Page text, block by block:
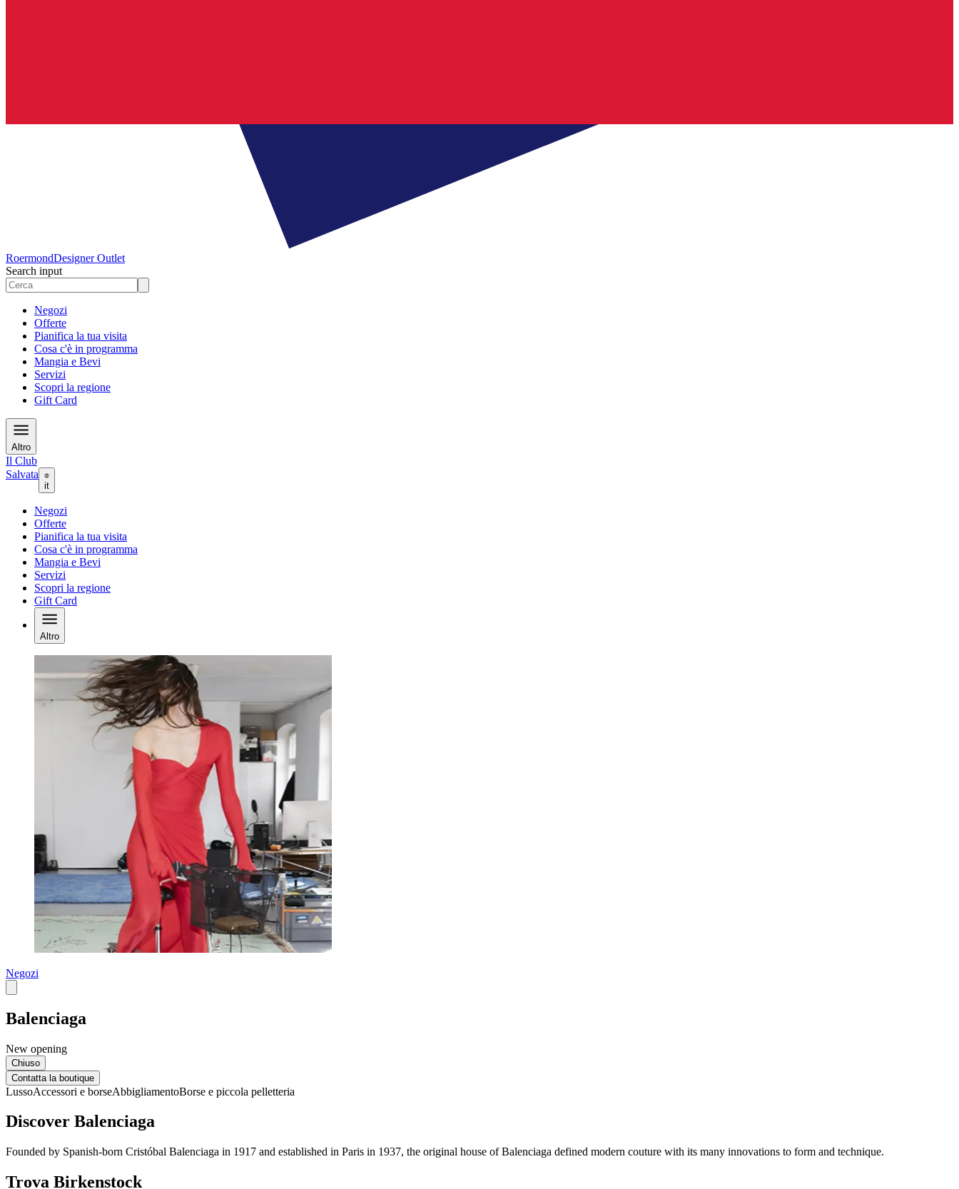
RoermondDesigner Outlet
Search input
Negozi
Offerte
Pianifica la tua visita
Cosa c'è in programma
Mangia e Bevi
Servizi
Scopri la regione
Gift Card
Altro
Il Club
Salvata
it
Negozi
Offerte
Pianifica la tua visita
Cosa c'è in programma
Mangia e Bevi
Servizi
Scopri la regione
Gift Card
Altro
Negozi
Balenciaga
New opening
Chiuso
Contatta la boutique
LussoAccessori e borseAbbigliamentoBorse e piccola pelletteria
Discover Balenciaga
Founded by Spanish-born Cristóbal Balenciaga in 1917 and established in Paris in 1937, the original house of Balenciaga defined modern couture with its many innovations to form and technique.
Trova Birkenstock